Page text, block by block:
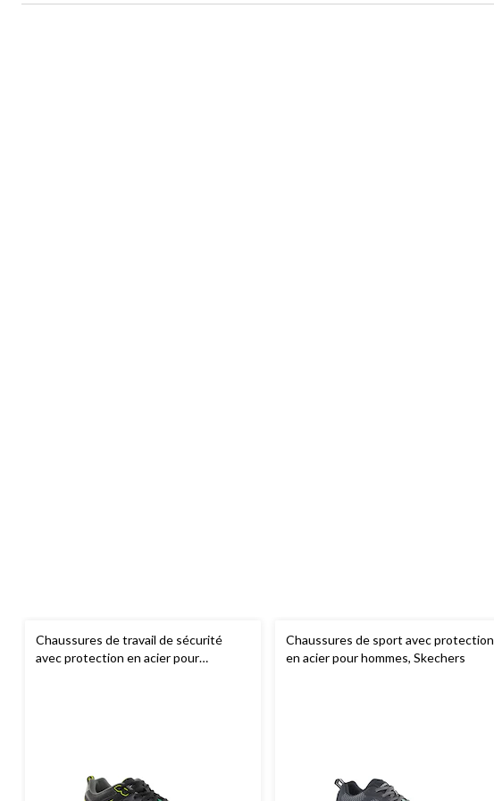
Chaussures de travail de sécurité
avec protection en acier pour
Chaussures de sport avec protection
en acier pour hommes, Skechers